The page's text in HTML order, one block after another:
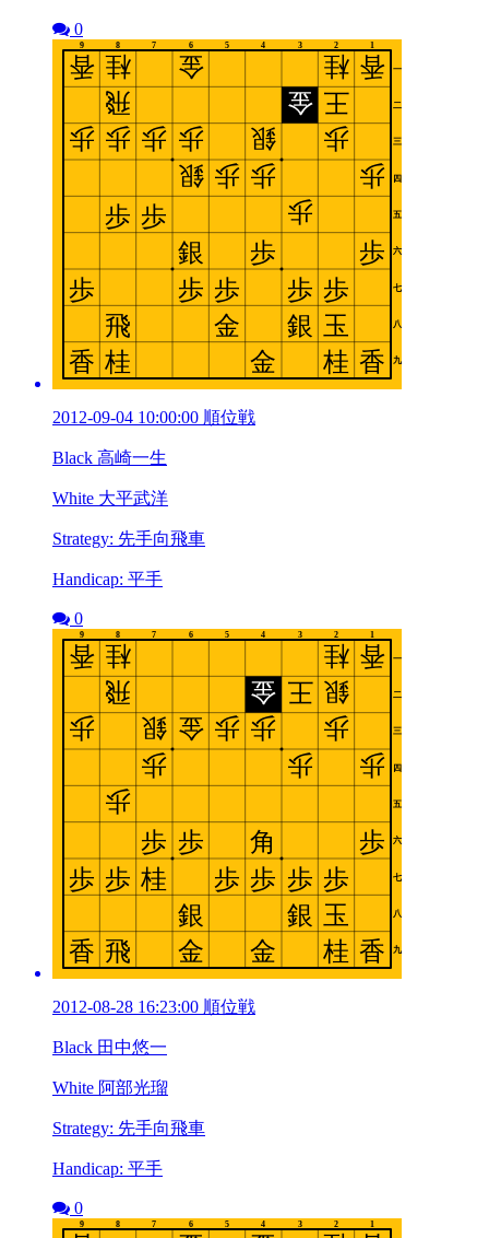
0
2012-09-04 10:00:00 順位戦
Black 高崎一生
White 大平武洋
Strategy: 先手向飛車
Handicap: 平手
0
2012-08-28 16:23:00 順位戦
Black 田中悠一
White 阿部光瑠
Strategy: 先手向飛車
Handicap: 平手
0